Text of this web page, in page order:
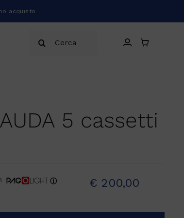
acquisto
5 cassetti
€ 200,00
ⓘ